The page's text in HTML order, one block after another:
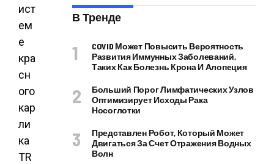
ист
ем
е
кра
сн
ого
кар
ли
ка
TR
В Тренде
COVID Может Повысить Вероятность
Развития Иммунных Заболеваний,
Таких Как Болезнь Крона И Алопеция
Больший Порог Лимфатических Узлов
Оптимизирует Исходы Рака
Носоглотки
Представлен Робот, Который Может
Двигаться За Счет Отражения Водных
Волн